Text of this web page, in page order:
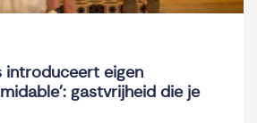
introduceert eigen
gastvrijheid die je